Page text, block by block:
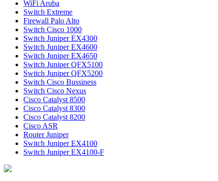
WiFi Aruba
Switch Extreme
Firewall Palo Alto
Switch Cisco 1000
Switch Juniper EX4300
Switch Juniper EX4600
Switch Juniper EX4650
Switch Juniper QFX5100
Switch Juniper QFX5200
Switch Cisco Bussiness
Switch Cisco Nexus
Cisco Catalyst 8500
Cisco Catalyst 8300
Cisco Catalyst 8200
Cisco ASR
Router Juniper
Switch Juniper EX4100
Switch Juniper EX4100-F